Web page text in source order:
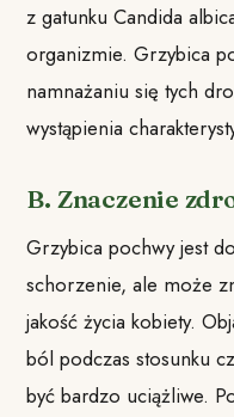
z gatunku Candida
organizmie. Grzybica
namnażaniu się tych
wystąpienia
B. Znaczenie
Grzybica pochwy jest
schorzenie, ale może
jakość życia kobiety.
ból podczas stosunku
być bardzo uciążliwe.